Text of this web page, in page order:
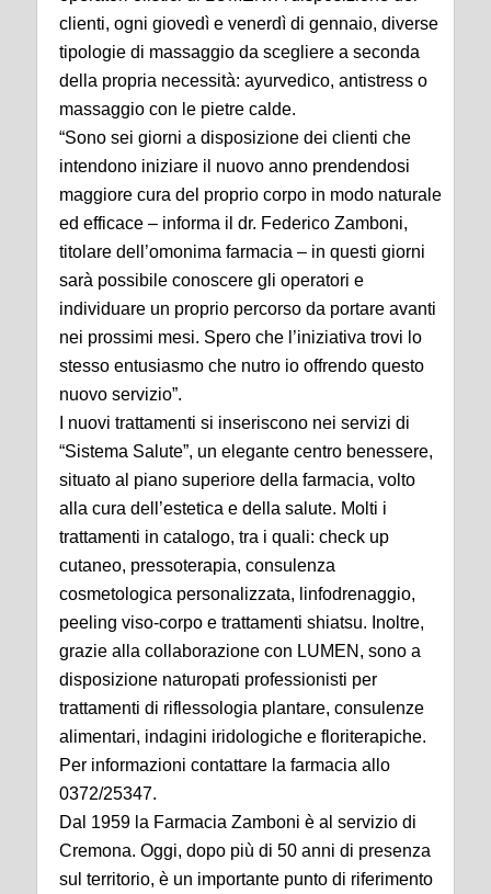
clienti, ogni giovedì e venerdì di gennaio, diverse
tipologie di massaggio da scegliere a seconda
della propria necessità: ayurvedico, antistress o
massaggio con le pietre calde.
“Sono sei giorni a disposizione dei clienti che
intendono iniziare il nuovo anno prendendosi
maggiore cura del proprio corpo in modo naturale
ed efficace – informa il dr. Federico Zamboni,
titolare dell’omonima farmacia – in questi giorni
sarà possibile conoscere gli operatori e
individuare un proprio percorso da portare avanti
nei prossimi mesi. Spero che l’iniziativa trovi lo
stesso entusiasmo che nutro io offrendo questo
nuovo servizio”.
I nuovi trattamenti si inseriscono nei servizi di
“Sistema Salute”, un elegante centro benessere,
situato al piano superiore della farmacia, volto
alla cura dell’estetica e della salute. Molti i
trattamenti in catalogo, tra i quali: check up
cutaneo, pressoterapia, consulenza
cosmetologica personalizzata, linfodrenaggio,
peeling viso-corpo e trattamenti shiatsu. Inoltre,
grazie alla collaborazione con LUMEN, sono a
disposizione naturopati professionisti per
trattamenti di riflessologia plantare, consulenze
alimentari, indagini iridologiche e floriterapiche.
Per informazioni contattare la farmacia allo
0372/25347.
Dal 1959 la Farmacia Zamboni è al servizio di
Cremona. Oggi, dopo più di 50 anni di presenza
sul territorio, è un importante punto di riferimento